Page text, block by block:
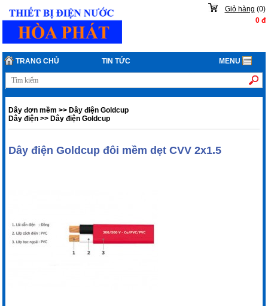
Giỏ hàng (0)
0đ
TRANG CHỦ TIN TỨC MENU
Dây đơn mềm >>Dây điện Goldcup
Dây điện >>Dây điện Goldcup
Dây điện Goldcup đôi mềm dẹt CVV 2x1.5